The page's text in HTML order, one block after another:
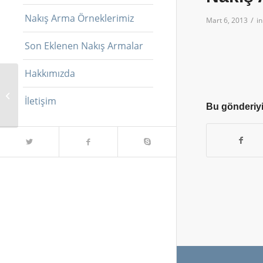
Nakış Arma Örneklerimiz
Son Eklenen Nakış Armalar
Hakkımızda
İletişim
Mart 6, 2013 /
Bu
Nakış Arma Etiket